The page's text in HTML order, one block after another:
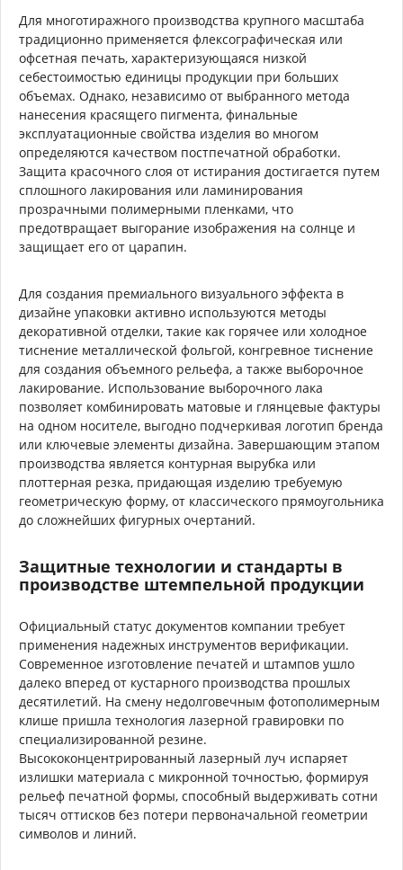
Для многотиражного производства крупного масштаба
традиционно применяется флексографическая или
офсетная печать, характеризующаяся низкой
себестоимостью единицы продукции при больших
объемах. Однако, независимо от выбранного метода
нанесения красящего пигмента, финальные
эксплуатационные свойства изделия во многом
определяются качеством постпечатной обработки.
Защита красочного слоя от истирания достигается путем
сплошного лакирования или ламинирования
прозрачными полимерными пленками, что
предотвращает выгорание изображения на солнце и
защищает его от царапин.
Для создания премиального визуального эффекта в
дизайне упаковки активно используются методы
декоративной отделки, такие как горячее или холодное
тиснение металлической фольгой, конгревное тиснение
для создания объемного рельефа, а также выборочное
лакирование. Использование выборочного лака
позволяет комбинировать матовые и глянцевые фактуры
на одном носителе, выгодно подчеркивая логотип бренда
или ключевые элементы дизайна. Завершающим этапом
производства является контурная вырубка или
плоттерная резка, придающая изделию требуемую
геометрическую форму, от классического прямоугольника
до сложнейших фигурных очертаний.
Защитные технологии и стандарты в
производстве штемпельной продукции
Официальный статус документов компании требует
применения надежных инструментов верификации.
Современное изготовление печатей и штампов ушло
далеко вперед от кустарного производства прошлых
десятилетий. На смену недолговечным фотополимерным
клише пришла технология лазерной гравировки по
специализированной резине.
Высококонцентрированный лазерный луч испаряет
излишки материала с микронной точностью, формируя
рельеф печатной формы, способный выдерживать сотни
тысяч оттисков без потери первоначальной геометрии
символов и линий.